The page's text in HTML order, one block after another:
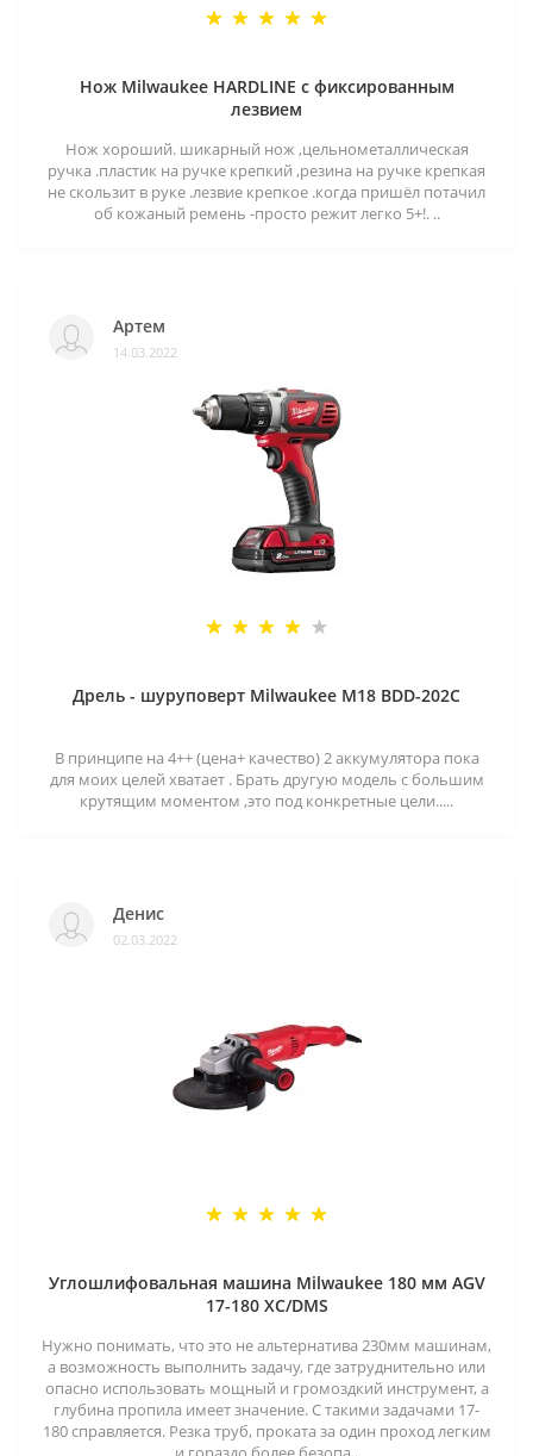
Нож Milwaukee HARDLINE с фиксированным
лезвием
Нож хороший. шикарный нож ,цельнометаллическая
ручка .пластик на ручке крепкий ,резина на ручке крепкая
не скользит в руке .лезвие крепкое .когда пришёл потачил
об кожаный ремень -просто режит легко 5+!. ..
Артем
14.03.2022
Дрель - шуруповерт Milwaukee M18 BDD-202C
В принципе на 4++ (цена+ качество) 2 аккумулятора пока
для моих целей хватает . Брать другую модель с большим
крутящим моментом ,это под конкретные цели.....
Денис
02.03.2022
Углошлифовальная машина Milwaukee 180 мм AGV
17-180 XC/DMS
Нужно понимать, что это не альтернатива 230мм машинам,
а возможность выполнить задачу, где затруднительно или
опасно использовать мощный и громоздкий инструмент, а
глубина пропила имеет значение. С такими задачами 17-
180 справляется. Резка труб, проката за один проход легким